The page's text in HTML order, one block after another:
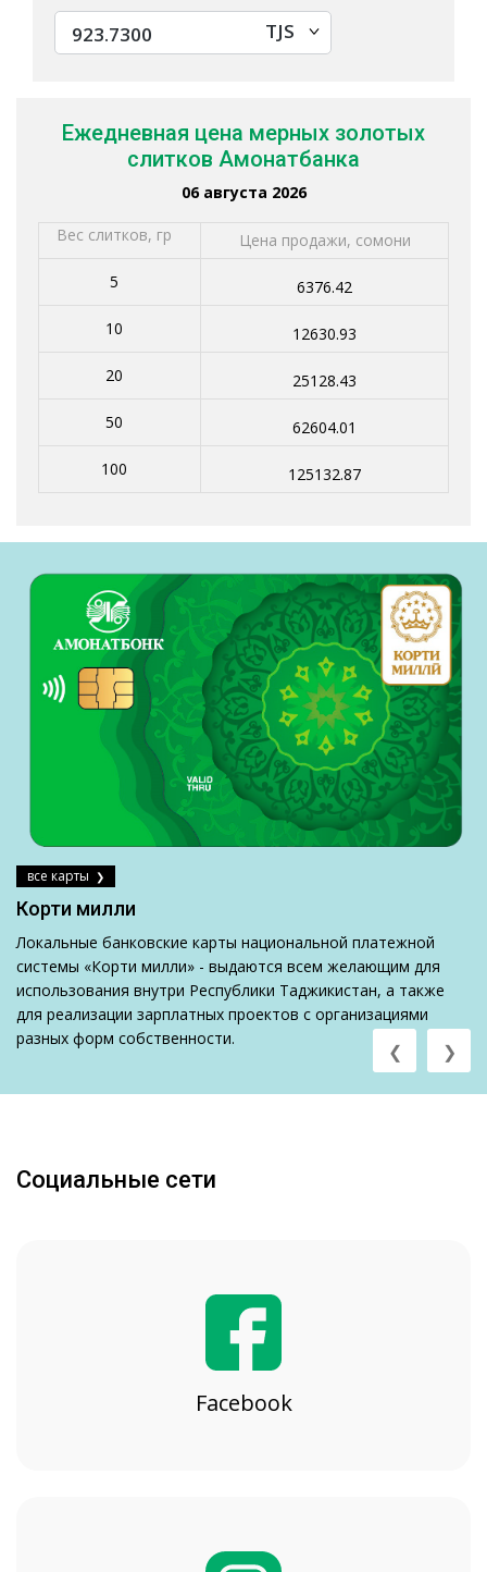
TJS
Ежедневная цена мерных золотых
слитков Амонатбанка
06 августа 2026
Вес слитков, гр
Цена продажи, сомони
5
6376.42
10
12630.93
20
25128.43
50
62604.01
100
125132.87
все карты
Корти милли
Локальные банковские карты национальной платежной
системы «Корти милли» - выдаются всем желающим для
использования внутри Республики Таджикистан, а также
для реализации зарплатных проектов с организациями
разных форм собственности.
❮ ❯
Социальные сети
Facebook